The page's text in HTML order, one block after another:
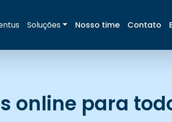
Soluções Nosso time Contato
online para